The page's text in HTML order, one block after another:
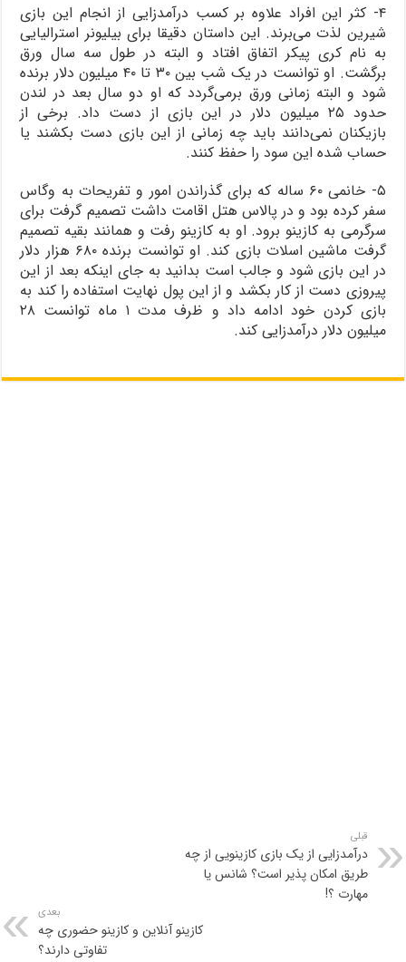
۴- کثر این افراد علاوه بر کسب درآمدزایی از انجام این بازی
شیرین لذت می‌برند. این داستان دقیقا برای بیلیونر استرالیایی
به نام کری پیکر اتفاق افتاد و البته در طول سه سال ورق
برگشت. او توانست در یک شب بین ۳۰ تا ۴۰ میلیون دلار برنده
شود و البته زمانی ورق برمی‌گردد که او دو سال بعد در لندن
حدود ۲۵ میلیون دلار در این بازی از دست داد. برخی از
بازیکنان نمی‌دانند باید چه زمانی از این بازی دست بکشند یا
حساب شده این سود را حفظ کنند.
۵- خانمی ۶۰ ساله که برای گذراندن امور و تفریحات به وگاس
سفر کرده بود و در پالاس هتل اقامت داشت تصمیم گرفت برای
سرگرمی به کازینو برود. او به کازینو رفت و همانند بقیه تصمیم
گرفت ماشین اسلات بازی کند. او توانست برنده ۶۸۰ هزار دلار
در این بازی شود و جالب است بدانید به جای اینکه بعد از این
پیروزی دست از کار بکشد و از این پول نهایت استفاده را کند به
بازی کردن خود ادامه داد و ظرف مدت ۱ ماه توانست ۲۸
میلیون دلار درآمدزایی کند.
قبلی
درآمدزایی از یک بازی کازینویی از چه
طریق امکان پذیر است؟ شانس یا
مهارت ؟!
بعدی
کازینو آنلاین و کازینو حضوری چه
تفاوتی دارند؟